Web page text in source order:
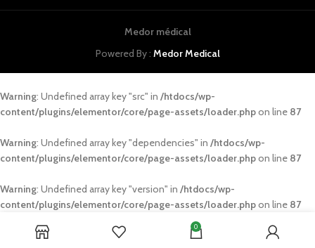
Medor médical
Powered By : Medor Medical
0
Warning: Undefined array key "src" in /htdocs/wp-
content/plugins/elementor/core/page-assets/loader.phpon line 87
Warning: Undefined array key "dependencies" in /htdocs/wp-
content/plugins/elementor/core/page-assets/loader.phpon line 87
Warning: Undefined array key "version" in /htdocs/wp-
content/plugins/elementor/core/page-assets/loader.phpon line 87